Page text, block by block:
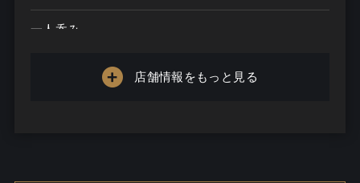
一人呑み
店舗情報をもっと見る